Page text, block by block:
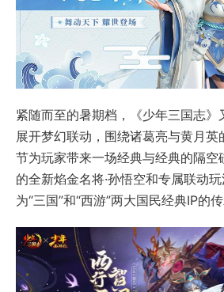
紧随而至的暑期档，《少年三国志》
展开梦幻联动，围绕诸葛亮与黄月英
节为玩家带来一场经典与经典的隔空
的全新焰金名将·孙悟空和专属联动
为“三国”和“西游”两大国民经典IP的